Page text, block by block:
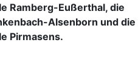
Ramberg-Eußerthal, die
Alsenborn und die
Pirmasens.